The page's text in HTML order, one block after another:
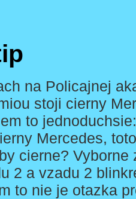
na Policajnej
stoji cierny
to
Mercedes,
cierne?
2 a vzadu 2
to nie je otazka